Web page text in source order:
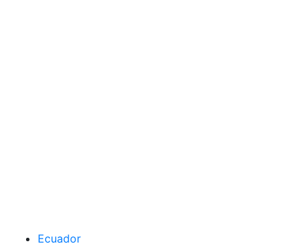
Ecuador